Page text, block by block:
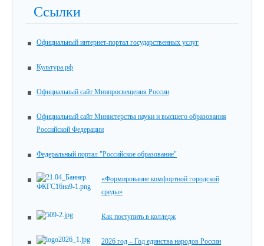
Ссылки
Официальный интернет-портал государственных услуг
Культура.рф
Официальный сайт Минпросвещения России
Официальный сайт Министерства науки и высшего образования
Российской Федерации
Федеральный портал "Российское образование"
«Формирование комфортной городской
среды»
Как поступить в колледж
2026 год – Год единства народов России